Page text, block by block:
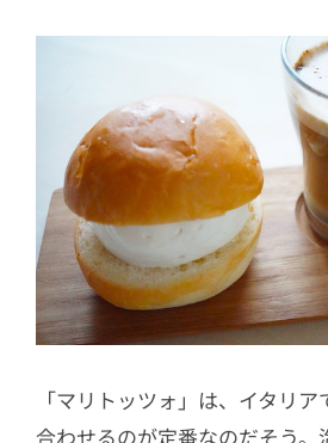
「マリトッツォ」は、イタリ
合わせるのが定番なのだそう。